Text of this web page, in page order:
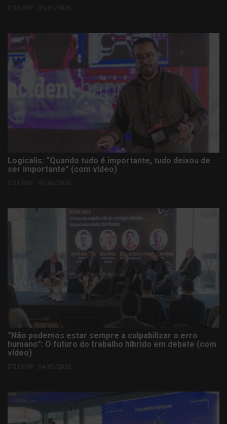
ITS CONF . 05/05/2026
Logicalis: “Quando tudo é importante, tudo deixou de
ser importante” (com vídeo)
ITS CONF . 05/05/2026
“Não podemos estar sempre a culpabilizar o erro
humano”: O futuro do trabalho híbrido em debate (com
vídeo)
ITS CONF . 04/05/2026